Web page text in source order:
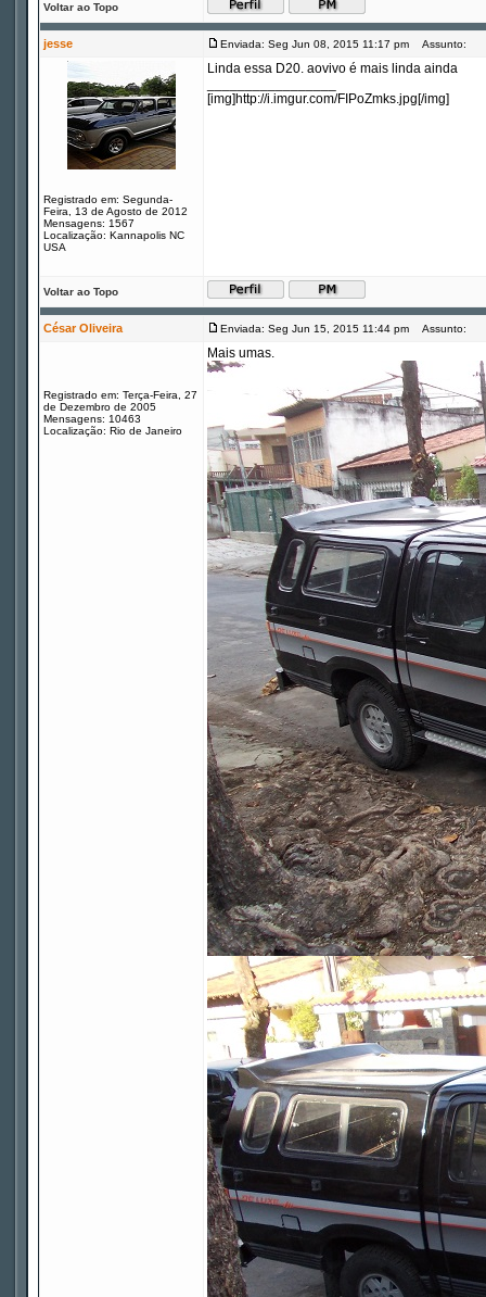
Voltar ao Topo
jesse Enviada: Seg Jun 08, 2015 11:17 pm Assunto:
Registrado em: Segunda-
Feira, 13 de Agosto de 2012
Mensagens: 1567
Localização: Kannapolis NC
USA
Linda essa D20. aovivo é mais linda ainda
[img]http://i.imgur.com/FIPoZmks.jpg[/img]
Voltar ao Topo
César Oliveira Enviada: Seg Jun 15, 2015 11:44 pm Assunto:
Registrado em: Terça-Feira, 27
de Dezembro de 2005
Mensagens: 10463
Localização: Rio de Janeiro
Mais umas.